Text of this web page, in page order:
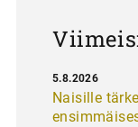
Naisille
5.8.2026